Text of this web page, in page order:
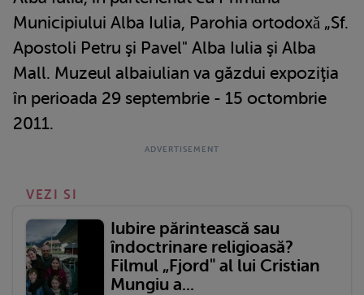
Municipiului Alba Iulia, Parohia ortodoxǎ „Sf.
Apostoli Petru şi Pavel" Alba Iulia şi Alba
Mall. Muzeul albaiulian va găzdui expoziţia
în perioada 29 septembrie - 15 octombrie
2011.
VEZI SI
Iubire părintească sau
îndoctrinare religioasă?
Filmul „Fjord" al lui Cristian
Mungiu a...